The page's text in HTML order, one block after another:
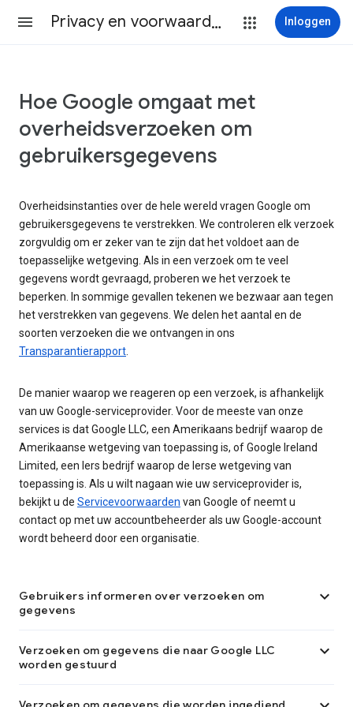
Privacy en voorwaarden Inloggen
Hoe Google omgaat met
overheidsverzoeken om
gebruikersgegevens
Overheidsinstanties over de hele wereld vragen Google om
gebruikersgegevens te verstrekken. We controleren elk verzoek
zorgvuldig om er zeker van te zijn dat het voldoet aan de
toepasselijke wetgeving. Als in een verzoek om te veel
gegevens wordt gevraagd, proberen we het verzoek te
beperken. In sommige gevallen tekenen we bezwaar aan tegen
het verstrekken van gegevens. We delen het aantal en de
soorten verzoeken die we ontvangen in ons
Transparantierapport
De manier waarop we reageren op een verzoek, is afhankelijk
van uw Google-serviceprovider. Voor de meeste van onze
services is dat Google LLC, een Amerikaans bedrijf waarop de
Amerikaanse wetgeving van toepassing is, of Google Ireland
Limited, een Iers bedrijf waarop de Ierse wetgeving van
toepassing is. Als u wilt nagaan wie uw serviceprovider is,
bekijkt u de Servicevoorwaarden van Google of neemt u
contact op met uw accountbeheerder als uw Google-account
wordt beheerd door een organisatie.
Gebruikers informeren over verzoeken om
gegevens

Verzoeken om gegevens die naar Google LLC
worden gestuurd
